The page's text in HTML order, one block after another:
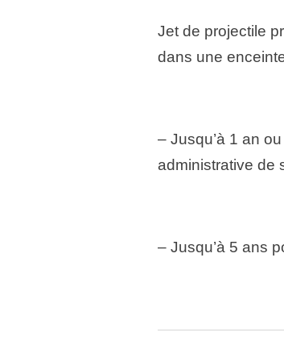
Jet de projectile
dans une
– Jusqu’à 1 an
administrative de
– Jusqu’à 5 ans